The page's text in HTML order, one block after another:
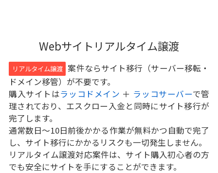
Webサイトリアルタイム譲渡
リアルタイム譲渡 案件ならサイト移行（サーバー移転・
ドメイン移管）が不要です。
購入サイトはラッコドメイン ＋ ラッコサーバーで管
理されており、エスクロー入金と同時にサイト移行が
完了します。
通常数日～10日前後かかる作業が無料かつ自動で完了
し、サイト移行にかかるリスクも一切発生しません。
リアルタイム譲渡対応案件は、サイト購入初心者の方
でも安全にサイトを手にすることができます。